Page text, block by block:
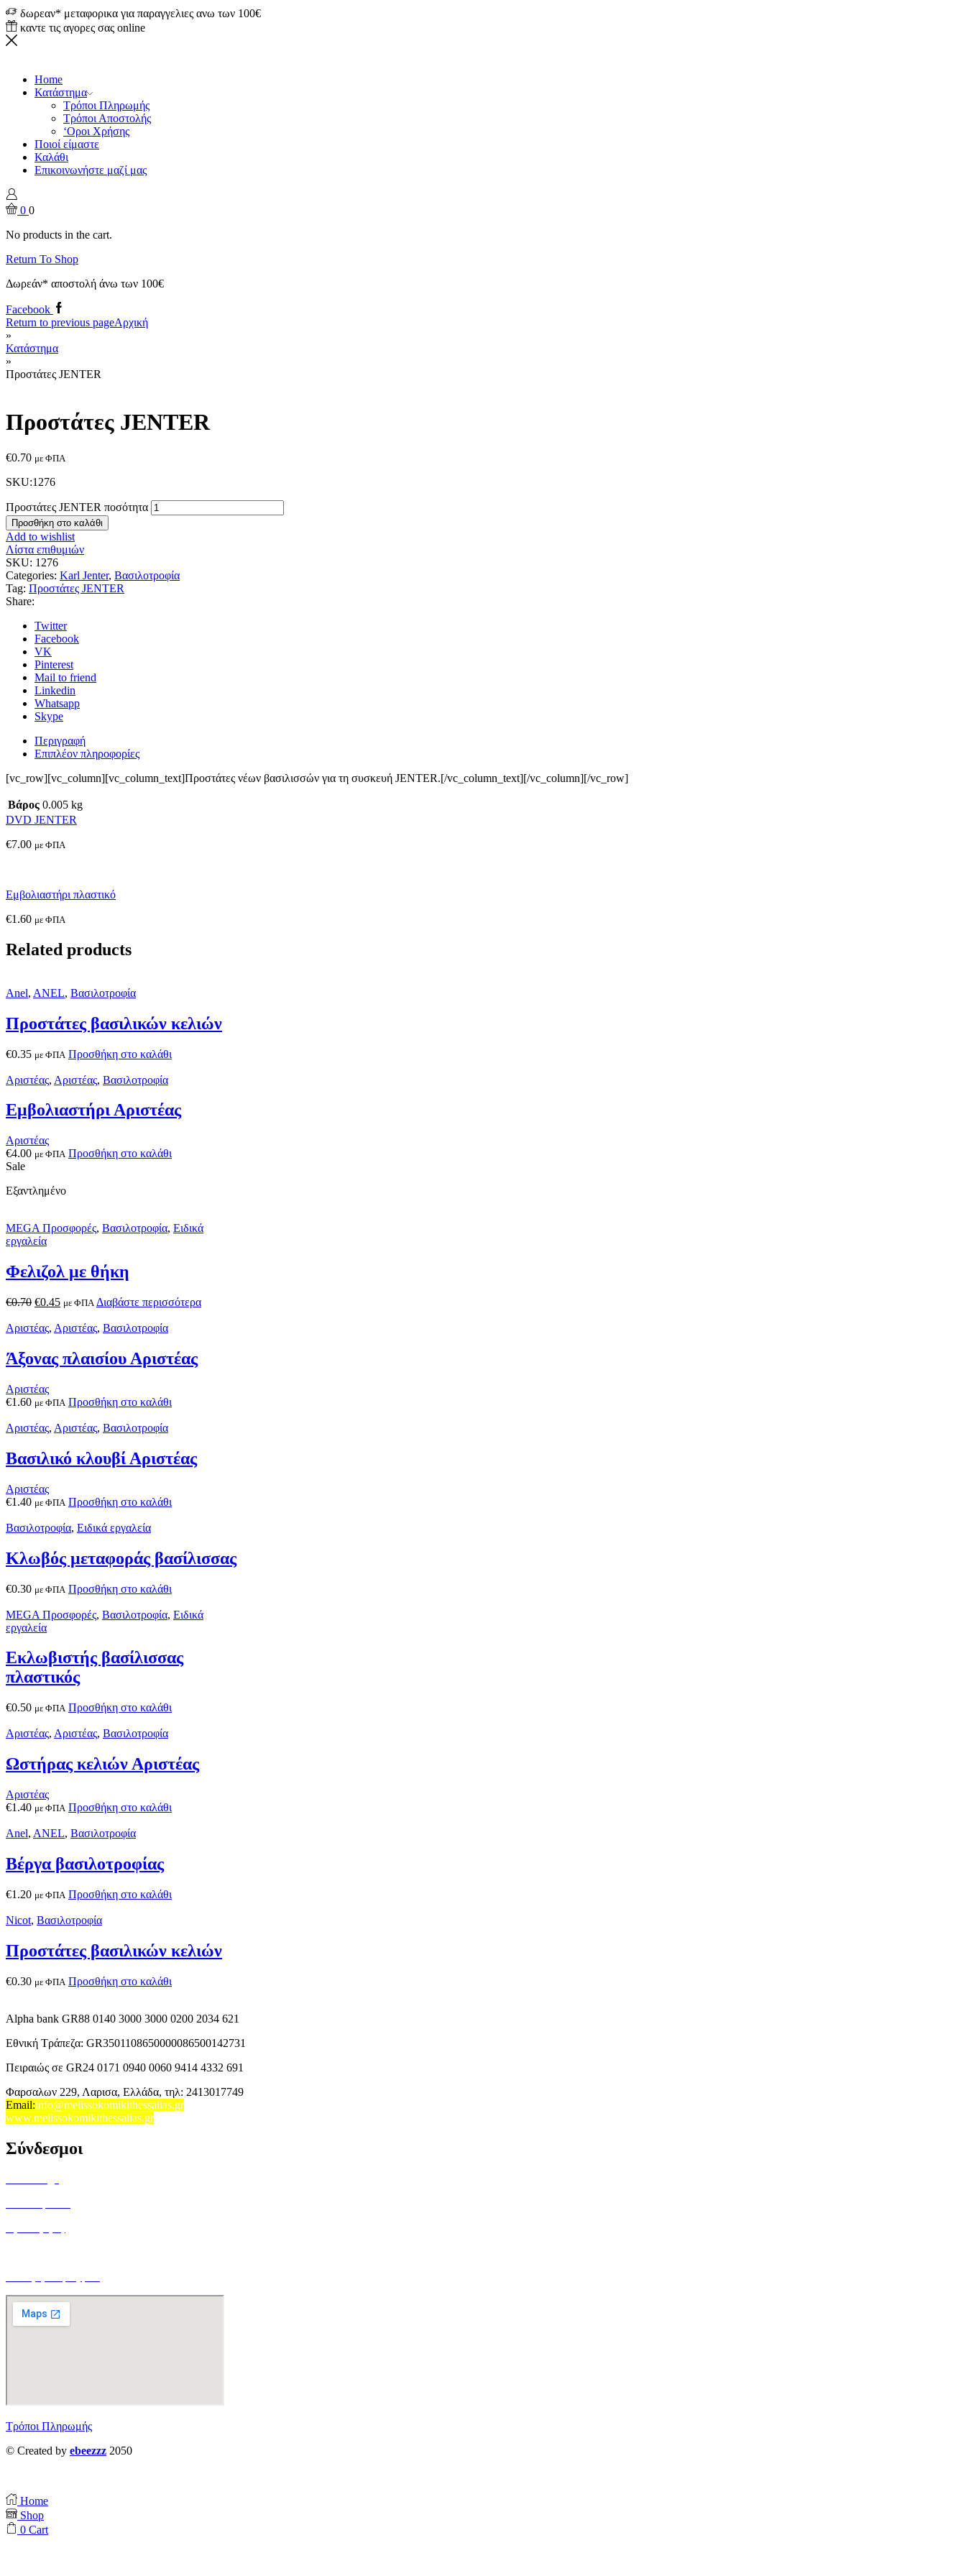
δωρεαν* μεταφορικα για παραγγελιες ανω των 100€
καντε τις αγορες σας online
Home
Κατάστημα
Τρόποι Πληρωμής
Τρόποι Αποστολής
‘Οροι Χρήσης
Ποιοί είμαστε
Καλάθι
Επικοινωνήστε μαζί μας
0 0
No products in the cart.
Return To Shop
Δωρεάν* αποστολή άνω των 100€
Facebook
Return to previous pageΑρχική
»
Κατάστημα
»
Προστάτες JENTER
Προστάτες JENTER
€0.70 με ΦΠΑ
SKU:1276
Προστάτες JENTER ποσότητα
Προσθήκη στο καλάθι
Add to wishlist
Λίστα επιθυμιών
SKU: 1276
Categories: Karl Jenter, Βασιλοτροφία
Tag: Προστάτες JENTER
Share:
Twitter
Facebook
VK
Pinterest
Mail to friend
Linkedin
Whatsapp
Skype
Περιγραφή
Επιπλέον πληροφορίες
[vc_row][vc_column][vc_column_text]Προστάτες νέων βασιλισσών για τη συσκευή JENTER.[/vc_column_text][/vc_column][/vc_row]
Βάρος 0.005 kg
DVD JENTER
€7.00 με ΦΠΑ
Εμβολιαστήρι πλαστικό
€1.60 με ΦΠΑ
Related products
Anel, ANEL, Βασιλοτροφία
Προστάτες βασιλικών κελιών
€0.35 με ΦΠΑ Προσθήκη στο καλάθι
Αριστέας, Αριστέας, Βασιλοτροφία
Εμβολιαστήρι Αριστέας
Αριστέας
€4.00 με ΦΠΑ Προσθήκη στο καλάθι
Sale
Εξαντλημένο
MEGA Προσφορές, Βασιλοτροφία, Ειδικά
εργαλεία
Φελιζολ με θήκη
€0.70 €0.45 με ΦΠΑ Διαβάστε περισσότερα
Αριστέας, Αριστέας, Βασιλοτροφία
Άξονας πλαισίου Αριστέας
Αριστέας
€1.60 με ΦΠΑ Προσθήκη στο καλάθι
Αριστέας, Αριστέας, Βασιλοτροφία
Βασιλικό κλουβί Αριστέας
Αριστέας
€1.40 με ΦΠΑ Προσθήκη στο καλάθι
Βασιλοτροφία, Ειδικά εργαλεία
Κλωβός μεταφοράς βασίλισσας
€0.30 με ΦΠΑ Προσθήκη στο καλάθι
MEGA Προσφορές, Βασιλοτροφία, Ειδικά
εργαλεία
Εκλωβιστής βασίλισσας
πλαστικός
€0.50 με ΦΠΑ Προσθήκη στο καλάθι
Αριστέας, Αριστέας, Βασιλοτροφία
Ωστήρας κελιών Αριστέας
Αριστέας
€1.40 με ΦΠΑ Προσθήκη στο καλάθι
Anel, ANEL, Βασιλοτροφία
Βέργα βασιλοτροφίας
€1.20 με ΦΠΑ Προσθήκη στο καλάθι
Nicot, Βασιλοτροφία
Προστάτες βασιλικών κελιών
€0.30 με ΦΠΑ Προσθήκη στο καλάθι
Alpha bank GR88 0140 3000 3000 0200 2034 621
Εθνική Τράπεζα: GR3501108650000086500142731
Πειραιώς σε GR24 0171 0940 0060 9414 4332 691
Φαρσαλων 229, Λαρισα, Ελλάδα, τηλ: 2413017749
Email:info@melissokomikithessalias.gr
www.melissokomikithessalias.gr
Σύνδεσμοι
Τρόποι Πληρωμής
© Created by ebeezzz 2050
Home
Shop
0 Cart